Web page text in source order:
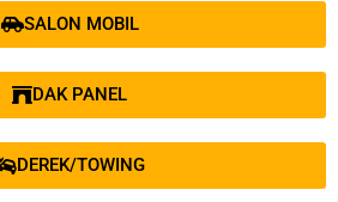
SALON MOBIL
DAK PANEL
DEREK/TOWING